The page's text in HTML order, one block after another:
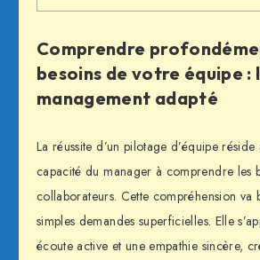
Comprendre
besoins de votre équipe :
management adapté
La réussite d’un pilotage d’équipe
capacité du manager à comprendre les
collaborateurs. Cette compréhension va
simples demandes superficielles. Elle
écoute active et une empathie sincère,